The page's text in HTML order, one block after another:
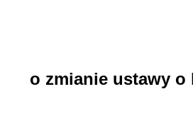
o zmianie ustawy